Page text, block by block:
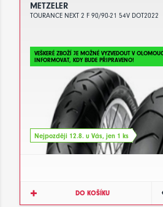
METZELER
TOURANCE NEXT 2 F 90/90-21 54V DOT2022
VEŠKERÉ ZBOŽÍ JE MOŽNÉ VYZVEDOUT V
INFORMOVAT, KDY BUDE PŘIPRAVENO!
Nejpozději 12.8. u Vás, jen 1 ks
DO KOŠÍKU